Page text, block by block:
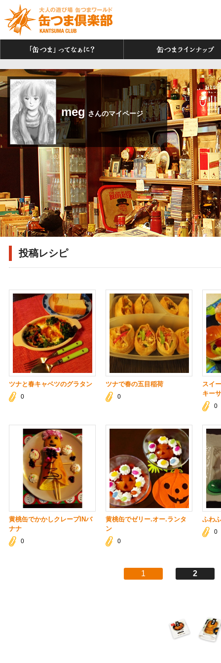
「缶つま」ってなぁに？
meg さんのマイページ
投稿レシピ
ツナと春キャベツのグラタン
0
ツナで春の五目稲荷
0
スイ
キー
0
黄桃缶でかかしクレープINバ
ナナ
0
黄桃缶でゼリー.オー.ランタ
ン
0
ふわ
0
1 2